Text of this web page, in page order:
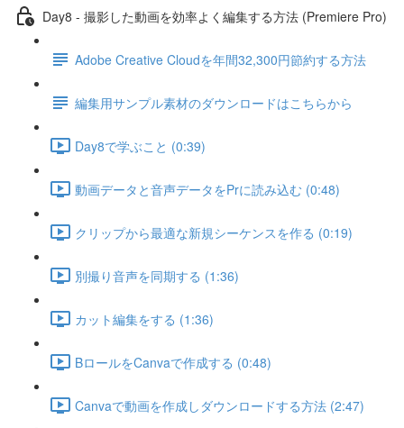
Day8 - 撮影した動画を効率よく編集する方法 (Premiere Pro)
Adobe Creative Cloudを年間32,300円節約する方法
編集用サンプル素材のダウンロードはこちらから
Day8で学ぶこと (0:39)
動画データと音声データをPrに読み込む (0:48)
クリップから最適な新規シーケンスを作る (0:19)
別撮り音声を同期する (1:36)
カット編集をする (1:36)
BロールをCanvaで作成する (0:48)
Canvaで動画を作成しダウンロードする方法 (2:47)